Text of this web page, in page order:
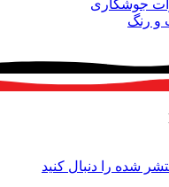
جوشکاری
رنگ
شده را دنبال کنید